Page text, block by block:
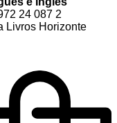
24 087 2
Livros Horizonte